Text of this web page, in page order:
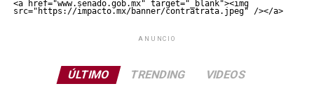
<a href="www.senado.gob.mx" target="_blank"><img
src="https://impacto.mx/banner/contratrata.jpeg" /></a>
ANUNCIO
ÚLTIMO TRENDING VIDEOS